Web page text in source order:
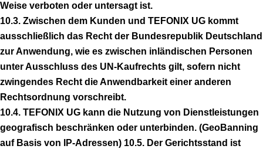
Weise verboten oder untersagt ist.
10.3. Zwischen dem Kunden und TEFONIX UG kommt
ausschließlich das Recht der Bundesrepublik Deutschland
zur Anwendung, wie es zwischen inländischen Personen
unter Ausschluss des UN-Kaufrechts gilt, sofern nicht
zwingendes Recht die Anwendbarkeit einer anderen
Rechtsordnung vorschreibt.
10.4. TEFONIX UG kann die Nutzung von Dienstleistungen
geografisch beschränken oder unterbinden. (GeoBanning
auf Basis von IP-Adressen) 10.5. Der Gerichtsstand ist